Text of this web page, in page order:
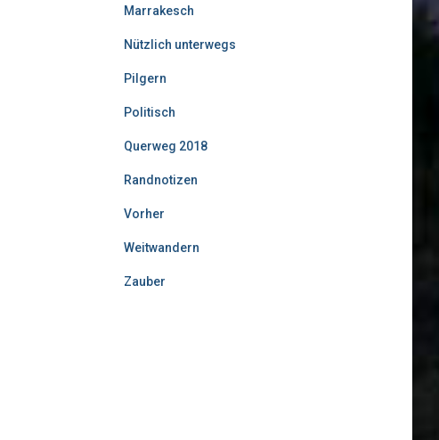
Marrakesch
Nützlich unterwegs
Pilgern
Politisch
Querweg 2018
Randnotizen
Vorher
Weitwandern
Zauber